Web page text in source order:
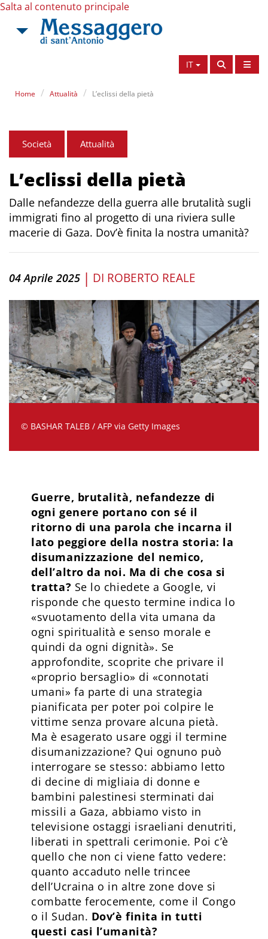
Salta al contenuto principale
IT
Home Attualità L’eclissi della pietà
Società Attualità
L’eclissi della pietà
Dalle nefandezze della guerra alle brutalità sugli
immigrati fino al progetto di una riviera sulle
macerie di Gaza. Dov’è finita la nostra umanità?
04 Aprile 2025 | DI ROBERTO REALE
© BASHAR TALEB / AFP via Getty Images
Guerre, brutalità, nefandezze di
ogni genere portano con sé il
ritorno di una parola che incarna il
lato peggiore della nostra storia: la
disumanizzazione del nemico,
dell’altro da noi. Ma di che cosa si
tratta? Se lo chiedete a Google, vi
risponde che questo termine indica lo
«svuotamento della vita umana da
ogni spiritualità e senso morale e
quindi da ogni dignità». Se
approfondite, scoprite che privare il
«proprio bersaglio» di «connotati
umani» fa parte di una strategia
pianificata per poter poi colpire le
vittime senza provare alcuna pietà.
Ma è esagerato usare oggi il termine
disumanizzazione? Qui ognuno può
interrogare se stesso: abbiamo letto
di decine di migliaia di donne e
bambini palestinesi sterminati dai
missili a Gaza, abbiamo visto in
televisione ostaggi israeliani denutriti,
liberati in spettrali cerimonie. Poi c’è
quello che non ci viene fatto vedere:
quanto accaduto nelle trincee
dell’Ucraina o in altre zone dove si
combatte ferocemente, come il Congo
o il Sudan. Dov’è finita in tutti
questi casi l’umanità?